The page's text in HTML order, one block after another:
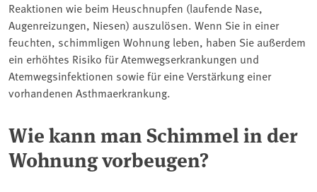
Reaktionen wie beim Heuschnupfen (laufende Nase,
Augenreizungen, Niesen) auszulösen. Wenn Sie in einer
feuchten, schimmligen Wohnung leben, haben Sie außerdem
ein erhöhtes Risiko für Atemwegserkrankungen und
Atemwegsinfektionen sowie für eine Verstärkung einer
vorhandenen Asthmaerkrankung.
Wie kann man Schimmel in der
Wohnung vorbeugen?